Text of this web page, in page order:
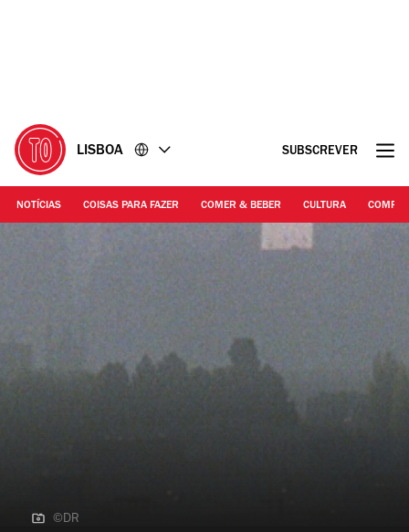
LISBOA SUBSCREVER
NOTÍCIAS COISAS PARA FAZER COMER & BEBER CULTURA
©DR